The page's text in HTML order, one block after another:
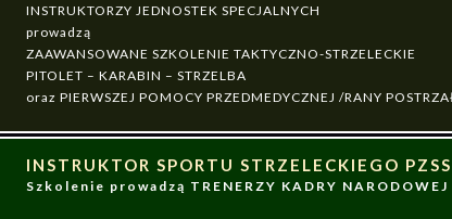
INSTRUKTORZY JEDNOSTEK SPECJALNYCH
prowadzą
ZAAWANSOWANE SZKOLENIE TAKTYCZNO-STRZELECKIE
PITOLET – KARABIN – STRZELBA
oraz PIERWSZEJ POMOCY PRZEDMEDYCZNEJ /RANY
INSTRUKTOR SPORTU STRZELECKIEGO PZSS
Szkolenie prowadzą TRENERZY KADRY NARODOWEJ